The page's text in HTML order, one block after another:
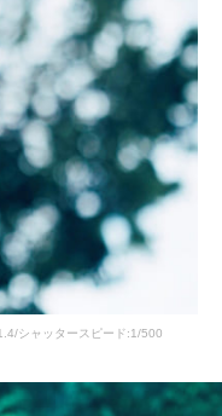
シャッタースピード:1/500